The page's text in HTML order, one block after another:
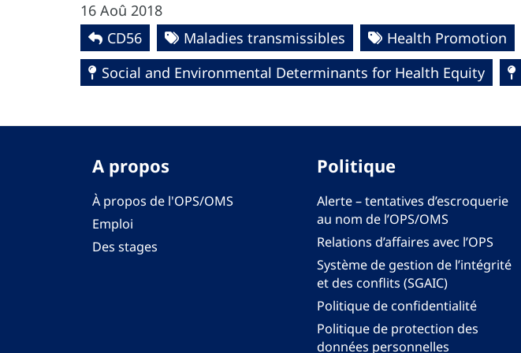
16 Aoû 2018
CD56
Maladies transmissibles Health Promotion
Social and Environmental Determinants for Health Equity
A propos
À propos de l'OPS/OMS
Emploi
Des stages
Politique
Alerte – tentatives d’escroquerie
au nom de l’OPS/OMS
Relations d’affaires avec l’OPS
Système de gestion de l’intégrité
et des conflits (SGAIC)
Politique de confidentialité
Politique de protection des
données personnelles